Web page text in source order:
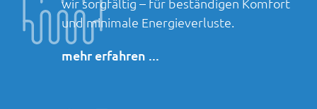
wir sorgfältig – für beständigen Komfort
und minimale Energieverluste.
mehr erfahren ...